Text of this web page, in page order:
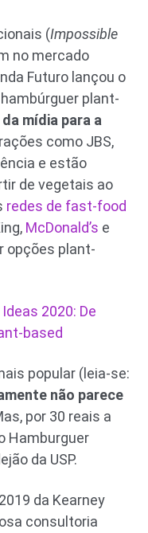
(Impossible
no mercado
Futuro lançou o
plant-
mídia para a
como JBS,
e estão
de vegetais ao
redes de fast-food
McDonald’s e
opções plant-
2020: De
based
popular (leia-se:
não parece
por 30 reais a
Hamburguer
da USP.
da Kearney
consultoria